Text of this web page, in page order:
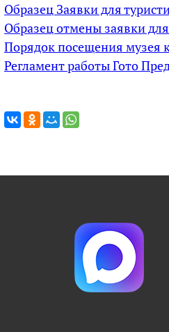
Образец Заявки для
Образец отмены заявки
Порядок посещения музея
Регламент работы Гото